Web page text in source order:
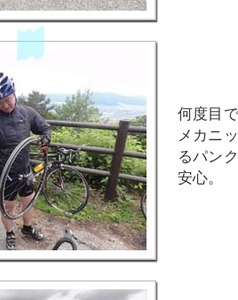
何度目
メカニ
るパン
安心。